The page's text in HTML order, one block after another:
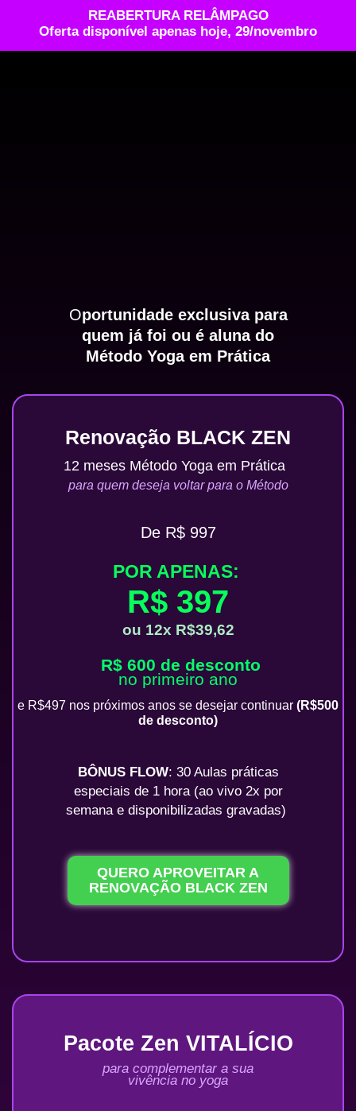
REABERTURA RELÂMPAGO
Oferta disponível apenas hoje, 29/novembro
Oportunidade exclusiva para
quem já foi ou é aluna do
Método Yoga em Prática
Renovação BLACK ZEN
12 meses Método Yoga em Prática
para quem deseja voltar para o Método
De R$ 997
POR APENAS:
R$ 397
ou 12x R$39,62
R$ 600 de desconto
no primeiro ano
e R$497 nos próximos anos se desejar continuar (R$500
de desconto)
BÔNUS FLOW: 30 Aulas práticas
especiais de 1 hora (ao vivo 2x por
semana e disponibilizadas gravadas)
QUERO APROVEITAR A
RENOVAÇÃO BLACK ZEN
Pacote Zen VITALÍCIO
para complementar a sua
vivência no yoga